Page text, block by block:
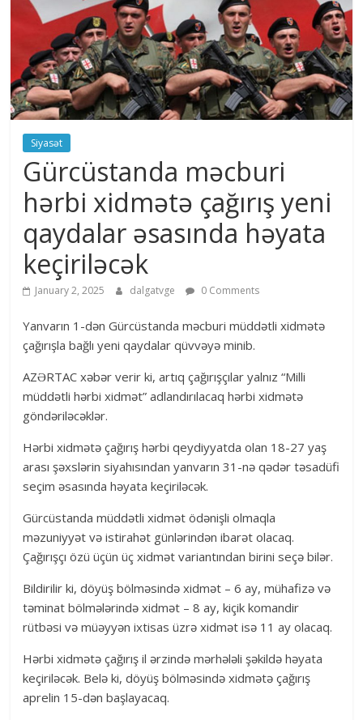
Siyasət
Gürcüstanda məcburi
hərbi xidmətə çağırış yeni
qaydalar əsasında həyata
keçiriləcək
January 2, 2025 dalgatvge 0 Comments
Yanvarın 1-dən Gürcüstanda məcburi müddətli xidmətə
çağırışla bağlı yeni qaydalar qüvvəyə minib.
AZƏRTAC xəbər verir ki, artıq çağırışçılar yalnız “Milli
müddətli hərbi xidmət” adlandırılacaq hərbi xidmətə
göndəriləcəklər.
Hərbi xidmətə çağırış hərbi qeydiyyatda olan 18-27 yaş
arası şəxslərin siyahısından yanvarın 31-nə qədər təsadüfi
seçim əsasında həyata keçiriləcək.
Gürcüstanda müddətli xidmət ödənişli olmaqla
məzuniyyət və istirahət günlərindən ibarət olacaq.
Çağırışçı özü üçün üç xidmət variantından birini seçə bilər.
Bildirilir ki, döyüş bölməsində xidmət – 6 ay, mühafizə və
təminat bölmələrində xidmət – 8 ay, kiçik komandir
rütbəsi və müəyyən ixtisas üzrə xidmət isə 11 ay olacaq.
Hərbi xidmətə çağırış il ərzində mərhələli şəkildə həyata
keçiriləcək. Belə ki, döyüş bölməsində xidmətə çağırış
aprelin 15-dən başlayacaq.